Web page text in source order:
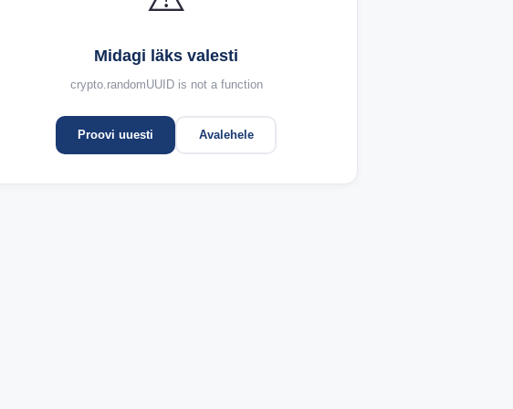
Midagi läks valesti
crypto.randomUUID is not a function
Proovi uuesti Avalehele